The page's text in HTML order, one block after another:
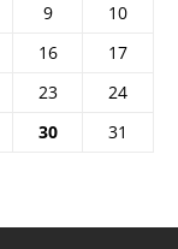
9
10
16
17
23
24
30
31